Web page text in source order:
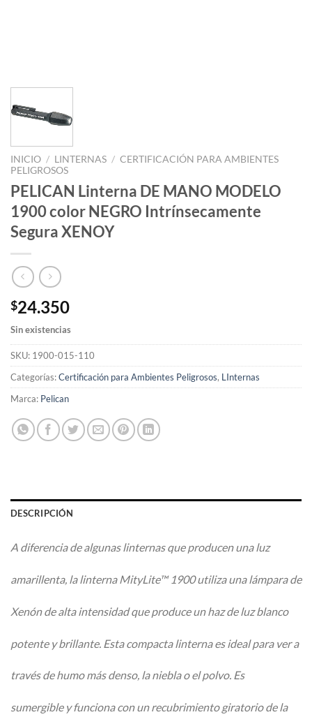
INICIO / LINTERNAS / CERTIFICACIÓN PARA AMBIENTES
PELIGROSOS
PELICAN Linterna DE MANO MODELO
1900 color NEGRO Intrínsecamente
Segura XENOY
$24.350
Sin existencias
SKU: 1900-015-110
Categorías:Certificación para Ambientes Peligrosos, LInternas
Marca: Pelican
DESCRIPCIÓN
A diferencia de algunas linternas que producen una luz
amarillenta, la linterna MityLite™ 1900 utiliza una lámpara de
Xenón de alta intensidad que produce un haz de luz blanco
potente y brillante. Esta compacta linterna es ideal para ver a
través de humo más denso, la niebla o el polvo. Es
sumergible y funciona con un recubrimiento giratorio de la